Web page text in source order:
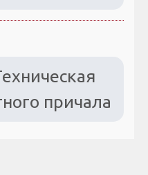
причала